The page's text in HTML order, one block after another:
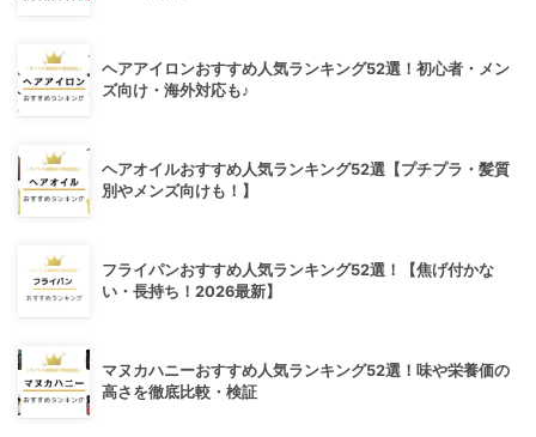
ヘアアイロンおすすめ人気ランキング52選！初心者・メン
ズ向け・海外対応も♪
ヘアオイルおすすめ人気ランキング52選【プチプラ・髪質
別やメンズ向けも！】
フライパンおすすめ人気ランキング52選！【焦げ付かな
い・長持ち！2026最新】
マヌカハニーおすすめ人気ランキング52選！味や栄養価の
高さを徹底比較・検証